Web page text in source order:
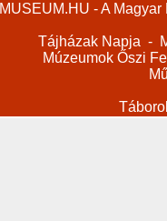
MUSEUM.HU - A
Tájházak Napja -
Múzeumok Őszi